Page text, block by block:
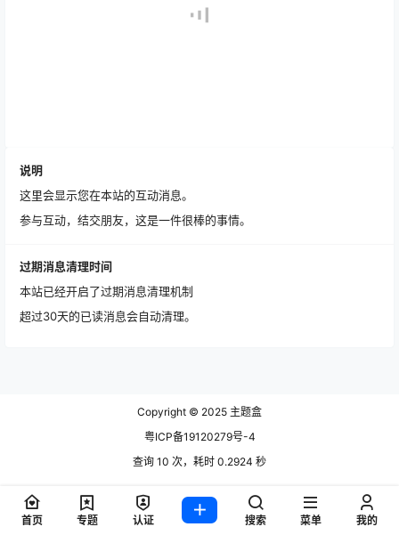
说明
这里会显示您在本站的互动消息。
参与互动，结交朋友，这是一件很棒的事情。
过期消息清理时间
本站已经开启了过期消息清理机制
超过30天的已读消息会自动清理。
Copyright © 2025 主题盒
粤ICP备19120279号-4
查询 10 次，耗时 0.2924 秒
首页 专题 认证 搜索 菜单 我的